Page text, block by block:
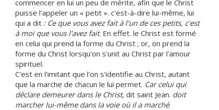
commencer en lui un peu de mérite, afin que le Christ
puisse l'appeler un « petit ». c'est-à-dire lui-même, lui
qui a dit : Ce que vous avez fait à l'un de ces petits, c'est
à moi que vous l'avez fait. En effet. le Christ est formé
en celui qui prend la forme du Christ ; or, on prend la
forme du Christ lorsqu'on s'unit au Christ par l'amour
spirituel.
C'est en l'imitant que l'on s'identifie au Christ, autant
que la marche de chacun le lui permet. Car celui qui
déclare demeurer dans le Christ, dit saint Jean. doit
marcher lui-même dans la voie où il a marché.